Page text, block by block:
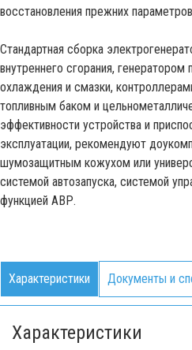
восстановления прежних
Стандартная сборка
внутреннего сгорания,
охлаждения и смазки,
топливным баком и
эффективности устройства и
эксплуатации, рекомендуют
шумозащитным кожухом или
системой автозапуска, системой
функцией АВР.
Характеристики Документы и
Характеристики